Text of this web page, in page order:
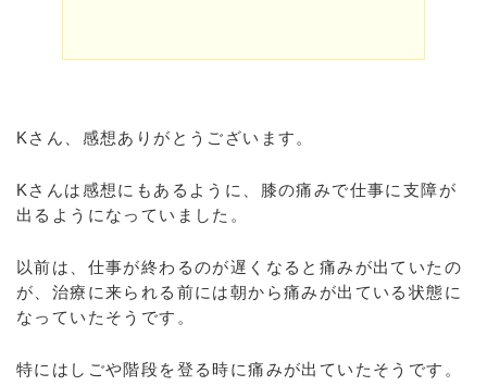
Kさん、感想ありがとうございます。
Kさんは感想にもあるように、膝の痛みで仕事に支障が
出るようになっていました。
以前は、仕事が終わるのが遅くなると痛みが出ていたの
が、治療に来られる前には朝から痛みが出ている状態に
なっていたそうです。
特にはしごや階段を登る時に痛みが出ていたそうです。